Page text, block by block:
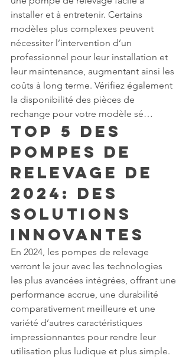
installer et à entretenir. Certains
modèles plus complexes peuvent
nécessiter l’intervention d’un
professionnel pour leur installation et
leur maintenance, augmentant ainsi les
coûts à long terme. Vérifiez également
la disponibilité des pièces de
rechange pour votre modèle sé…
Top 5 des
Pompes de
Relevage de
2024: Des
Solutions
Innovantes
En 2024, les pompes de relevage
verront le jour avec les technologies
les plus avancées intégrées, offrant une
performance accrue, une durabilité
comparativement meilleure et une
variété d’autres caractéristiques
impressionnantes pour rendre leur
utilisation plus ludique et plus simple.